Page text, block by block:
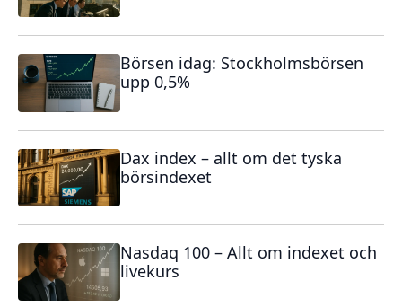
Börsen idag: Stockholmsbörsen
upp 0,5%
Dax index – allt om det tyska
börsindexet
Nasdaq 100 – Allt om indexet och
livekurs